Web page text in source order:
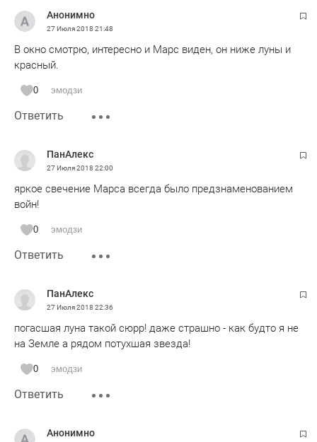
Анонимно
27 Июля 2018 21:48
В окно смотрю, интересно и Марс виден, он ниже луны и
красный.
0 эмодзи
Ответить
ПанАлекс
27 Июля 2018 22:00
яркое свечение Марса всегда было предзнаменованием
войн!
0 эмодзи
Ответить
ПанАлекс
27 Июля 2018 22:36
погасшая луна такой сюрр! даже страшно - как будто я не
на Земле а рядом потухшая звезда!
0 эмодзи
Ответить
Анонимно